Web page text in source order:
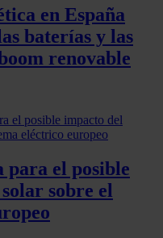
en España
baterías y las
renovable
para el posible
sobre el